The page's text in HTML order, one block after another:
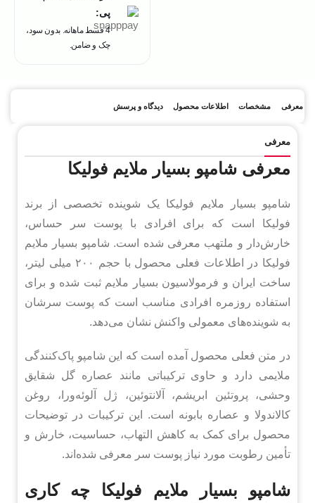
پی:
4 قسط ماهانه. بدون سود،
چک و ضامن.
معرفی مشخصات اطلاعات محصول دیدگاه و پرسش
معرفی
معرفی شامپو بسیار ملایم فولیکا
شامپو بسیار ملایم فولیکا یک شوینده تخصصی از برند
فولیکا است که برای افرادی با پوست سر حساس،
خارش‌دار و ملتهب معرفی شده است. شامپو بسیار ملایم
فولیکا در اطلاعات فعلی محصول با حجم ۲۰۰ میلی لیتر،
ساخت ایران و فرمولاسیون بسیار ملایم ثبت شده و برای
استفاده روزمره افرادی مناسب است که پوست سرشان
به شوینده‌های معمولی واکنش نشان می‌دهد.
در متن فعلی محصول آمده است که این شامپو پاک‌کنندگی
ملایمی دارد و حاوی ترکیباتی مانند عصاره گل شقایق
وحشی، پروتئین ابریشم، آلانتوئین، ژل آلوئه‌ورا، روغن
کالاندولا و عصاره بابونه است. این ترکیبات در توضیحات
محصول برای کمک به کاهش التهاب، حساسیت، خارش و
تأمین رطوبت مورد نیاز پوست سر معرفی شده‌اند.
شامپو بسیار ملایم فولیکا چه کاری